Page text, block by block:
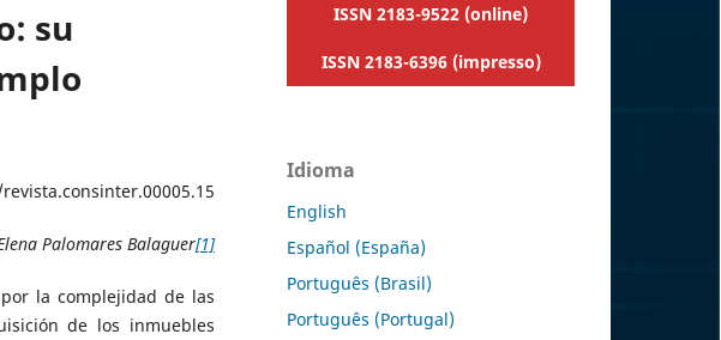
su
Palomares Balaguer[1]
la complejidad de las
de los inmuebles
ISSN 2183-9522 (online)
ISSN 2183-6396 (impresso)
Idioma
English
Español (España)
Português (Brasil)
Português (Portugal)